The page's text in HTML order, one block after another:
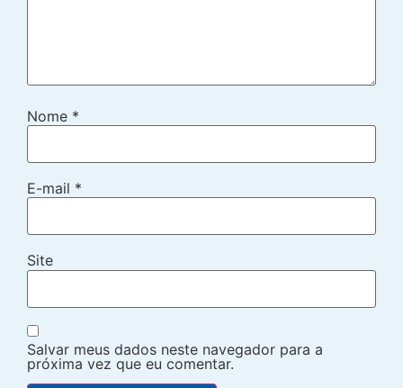
Nome *
E-mail *
Site
Salvar meus dados neste navegador para a
próxima vez que eu comentar.